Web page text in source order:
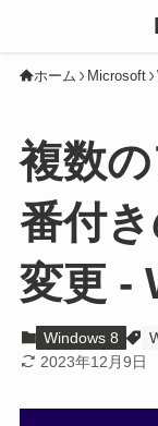
ホーム Microsoft
複数
番付
変更 -
Windows 8
2023年12月9日